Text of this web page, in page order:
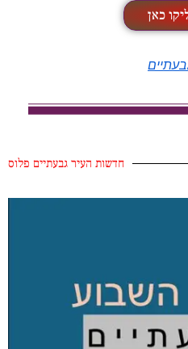
כאן
חדשות העיר גבעתיים פלוס